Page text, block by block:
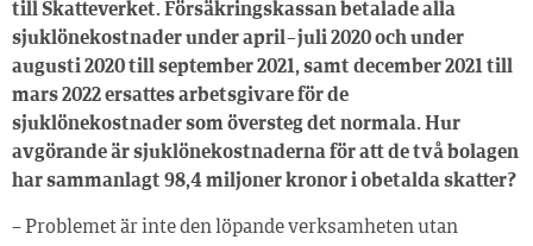
till Skatteverket. Försäkringskassan betalade alla
sjuklönekostnader under april−juli 2020 och under
augusti 2020 till september 2021, samt december 2021 till
mars 2022 ersattes arbetsgivare för de
sjuklönekostnader som översteg det normala. Hur
avgörande är sjuklönekostnaderna för att de två bolagen
har sammanlagt 98,4 miljoner kronor i obetalda skatter?
– Problemet är inte den löpande verksamheten utan